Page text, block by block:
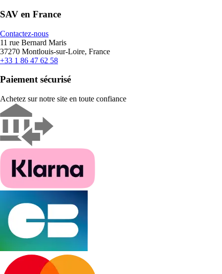
SAV en France
Contactez-nous
11 rue Bernard Maris
37270 Montlouis-sur-Loire, France
+33 1 86 47 62 58
Paiement sécurisé
Achetez sur notre site en toute confiance